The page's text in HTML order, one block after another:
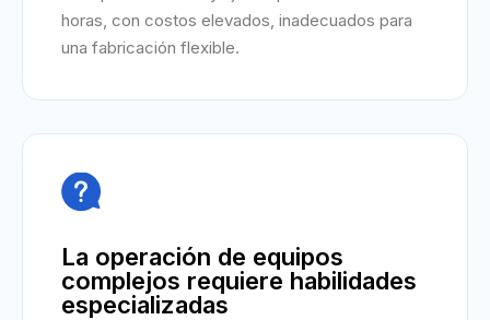
horas, con costos elevados, inadecuados para
una fabricación flexible.

La operación de equipos
complejos requiere habilidades
especializadas